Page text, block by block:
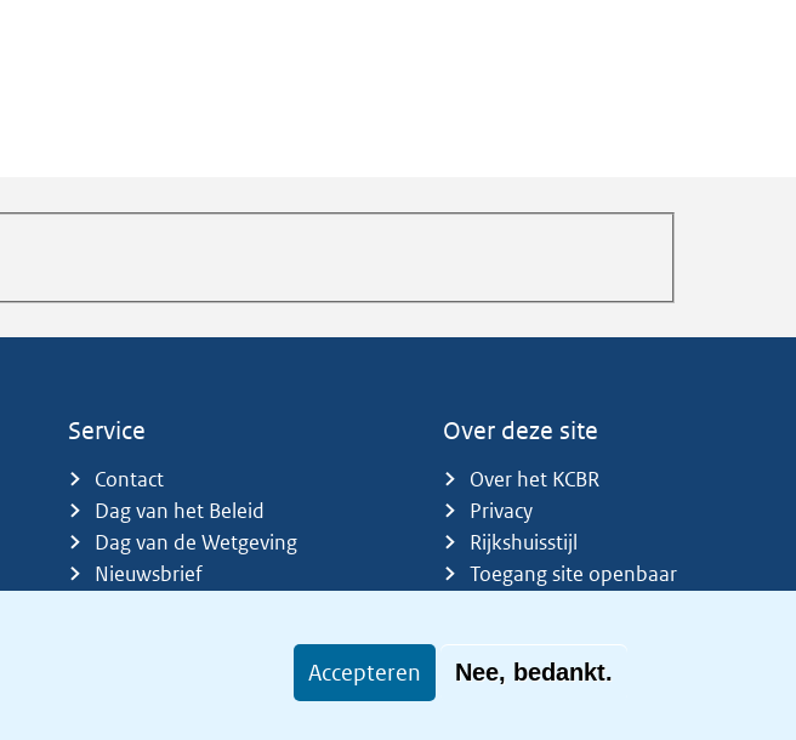
Accepteren Nee, bedankt.
Service
Contact
Dag van het Beleid
Dag van de Wetgeving
Nieuwsbrief
Over deze site
Over het KCBR
Privacy
Rijkshuisstijl
Toegang site openbaar